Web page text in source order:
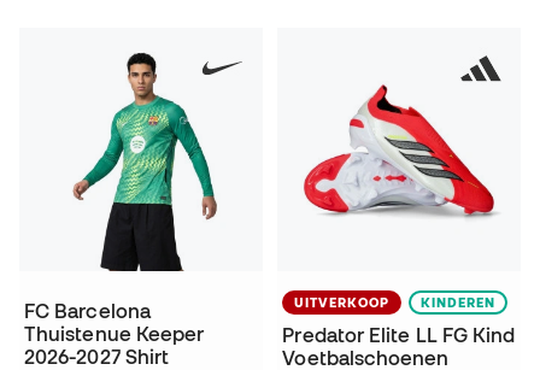
FC Barcelona
Thuistenue Keeper
2026-2027 Shirt
UITVERKOOP KINDEREN
Predator Elite LL FG Kind
Voetbalschoenen